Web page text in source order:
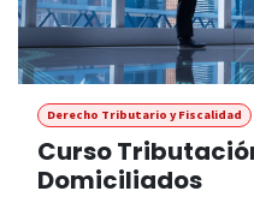
Derecho Tributario y Fiscalidad
Curso
Domiciliados